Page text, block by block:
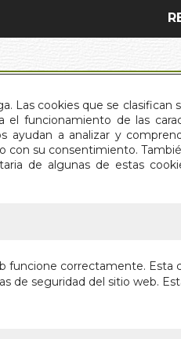
Las cookies que se clasifican
el funcionamiento de las
ayudan a analizar y
con su consentimiento.
de algunas de estas
funcione correctamente. Esta
de seguridad del sitio web.
CONTACTO
FU Y EL MUNDO
CRISTAL